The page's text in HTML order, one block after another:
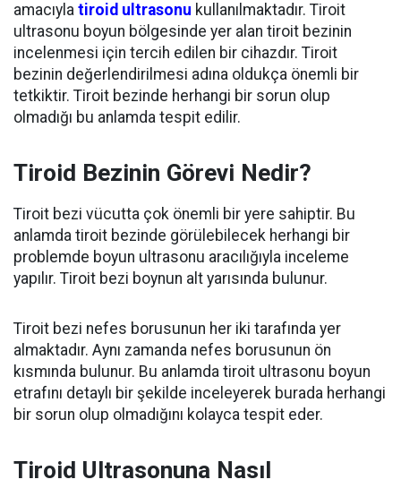
amacıyla tiroid ultrasonu kullanılmaktadır. Tiroit
ultrasonu boyun bölgesinde yer alan tiroit bezinin
incelenmesi için tercih edilen bir cihazdır. Tiroit
bezinin değerlendirilmesi adına oldukça önemli bir
tetkiktir. Tiroit bezinde herhangi bir sorun olup
olmadığı bu anlamda tespit edilir.
Tiroid Bezinin Görevi Nedir?
Tiroit bezi vücutta çok önemli bir yere sahiptir. Bu
anlamda tiroit bezinde görülebilecek herhangi bir
problemde boyun ultrasonu aracılığıyla inceleme
yapılır. Tiroit bezi boynun alt yarısında bulunur.
Tiroit bezi nefes borusunun her iki tarafında yer
almaktadır. Aynı zamanda nefes borusunun ön
kısmında bulunur. Bu anlamda tiroit ultrasonu boyun
etrafını detaylı bir şekilde inceleyerek burada herhangi
bir sorun olup olmadığını kolayca tespit eder.
Tiroid Ultrasonuna Nasıl